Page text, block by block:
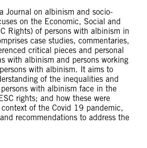
Journal on albinism and socio-
on the Economic, Social and
Rights) of persons with albinism in
case studies, commentaries,
critical pieces and personal
with albinism and persons working
with albinism. It aims to
of the inequalities and
with albinism face in the
rights; and how these were
of the Covid 19 pandemic,
recommendations to address the